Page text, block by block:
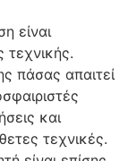
είναι
τεχνικής.
πάσας απαιτεί
και
τεχνικές.